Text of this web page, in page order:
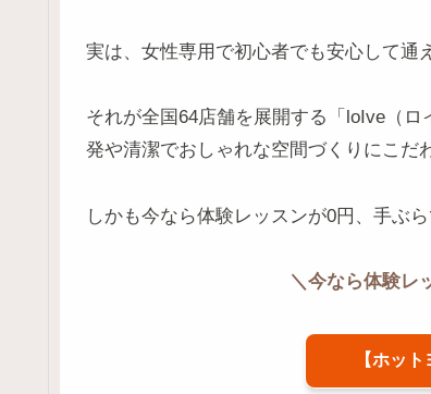
実は、女性専用で初心者でも安心して通
それが全国64店舗を展開する「loIve（
発や清潔でおしゃれな空間づくりにこだ
しかも今なら体験レッスンが0円、手ぶ
＼今なら体験レ
【ホッ